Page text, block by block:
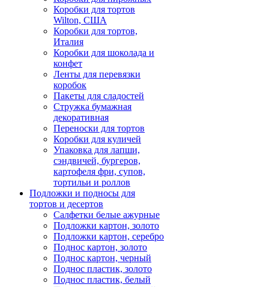
Коробки для тортов
Wilton, США
Коробки для тортов,
Италия
Коробки для шоколада и
конфет
Ленты для перевязки
коробок
Пакеты для сладостей
Стружка бумажная
декоративная
Переноски для тортов
Коробки для куличей
Упаковка для лапши,
сэндвичей, бургеров,
картофеля фри, супов,
тортильи и роллов
Подложки и подносы для
тортов и десертов
Салфетки белые ажурные
Подложки картон, золото
Подложки картон, серебро
Поднос картон, золото
Поднос картон, черный
Поднос пластик, золото
Поднос пластик, белый